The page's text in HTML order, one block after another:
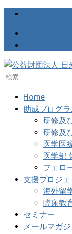
公益財団
流財団
医学医療の国際交
検
Home
助成プログラ
研修及
研修及
医学医
医学部
フェロ
支援プロジェ
海外留
臨床教
セミナー
メールマガジ